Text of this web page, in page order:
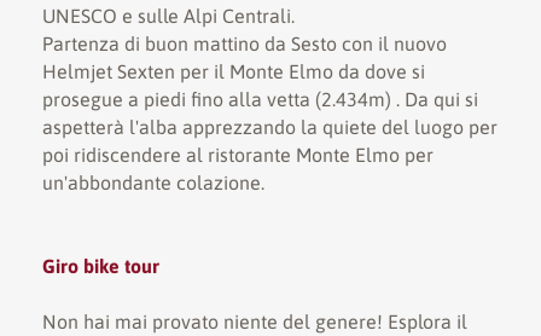
UNESCO e sulle Alpi Centrali.
Partenza di buon mattino da Sesto con il nuovo
Helmjet Sexten per il Monte Elmo da dove si
prosegue a piedi fino alla vetta (2.434m) . Da qui si
aspetterà l'alba apprezzando la quiete del luogo per
poi ridiscendere al ristorante Monte Elmo per
un'abbondante colazione.
Giro bike tour
Non hai mai provato niente del genere! Esplora il